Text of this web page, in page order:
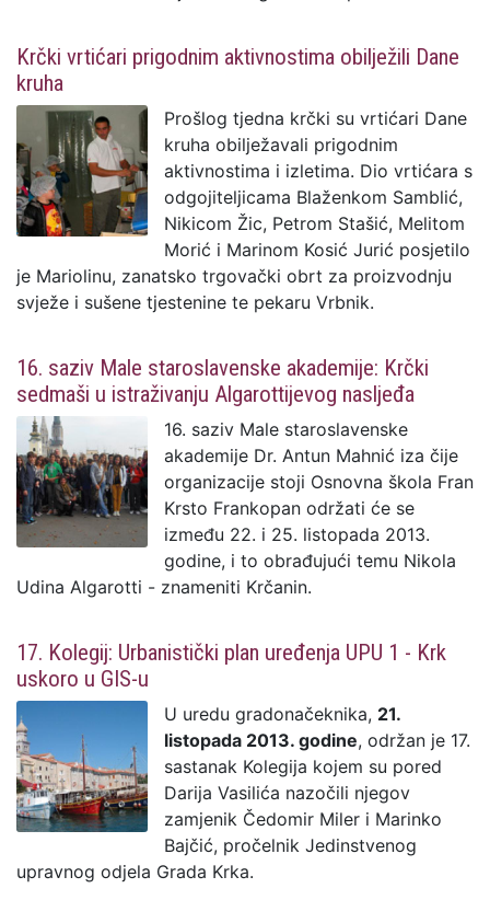
Krčki vrtićari prigodnim aktivnostima obilježili Dane
kruha
Prošlog tjedna krčki su vrtićari Dane
kruha obilježavali prigodnim
aktivnostima i izletima. Dio vrtićara s
odgojiteljicama Blaženkom Samblić,
Nikicom Žic, Petrom Stašić, Melitom
Morić i Marinom Kosić Jurić posjetilo
je Mariolinu, zanatsko trgovački obrt za proizvodnju
svježe i sušene tjestenine te pekaru Vrbnik.
16. saziv Male staroslavenske akademije: Krčki
sedmaši u istraživanju Algarottijevog nasljeđa
16. saziv Male staroslavenske
akademije Dr. Antun Mahnić iza čije
organizacije stoji Osnovna škola Fran
Krsto Frankopan održati će se
između 22. i 25. listopada 2013.
godine, i to obrađujući temu Nikola
Udina Algarotti - znameniti Krčanin.
17. Kolegij: Urbanistički plan uređenja UPU 1 - Krk
uskoro u GIS-u
U uredu gradonačeknika, 21.
listopada 2013. godine, održan je 17.
sastanak Kolegija kojem su pored
Darija Vasilića nazočili njegov
zamjenik Čedomir Miler i Marinko
Bajčić, pročelnik Jedinstvenog
upravnog odjela Grada Krka.